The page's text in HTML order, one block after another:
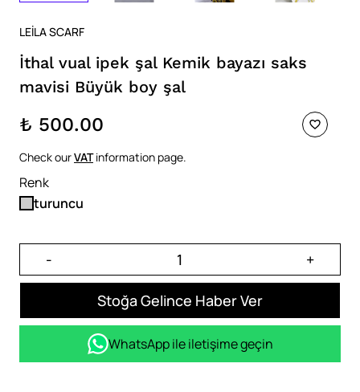
LEİLA SCARF
İthal vual ipek şal Kemik bayazı saks
mavisi Büyük boy şal
₺ 500.00
Check ourVATinformation page.
Renk
turuncu
- +
Stoğa Gelince Haber Ver
WhatsApp ile iletişime geçin